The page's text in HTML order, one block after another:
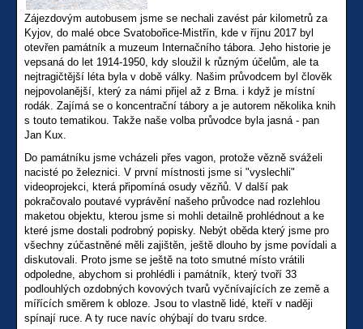
Zájezdovým autobusem jsme se nechali zavést pár kilometrů za
Kyjov, do malé obce Svatobořice-Mistřín, kde v říjnu 2017 byl
otevřen památník a muzeum Internačního tábora. Jeho historie je
vepsaná do let 1914-1950, kdy sloužil k různým účelům, ale ta
nejtragičtější léta byla v době války. Našim průvodcem byl člověk
nejpovolanější, který za námi přijel až z Brna. i když je místní
rodák. Zajímá se o koncentrační tábory a je autorem několika knih
s touto tematikou. Takže naše volba průvodce byla jasná - pan
Jan Kux.
Do památníku jsme vcházeli přes vagon, protože vězně sváželi
nacisté po železnici. V první místnosti jsme si "vyslechli"
videoprojekci, která připomíná osudy vězňů. V další pak
pokračovalo poutavé vyprávění našeho průvodce nad rozlehlou
maketou objektu, kterou jsme si mohli detailně prohlédnout a ke
které jsme dostali podrobný popisky. Nebýt oběda který jsme pro
všechny zúčastněné měli zajištěn, ještě dlouho by jsme povídali a
diskutovali. Proto jsme se ještě na toto smutné místo vrátili
odpoledne, abychom si prohlédli i památník, který tvoří 33
podlouhlých ozdobných kovových tvarů vyčnívajících ze země a
mířících směrem k obloze. Jsou to vlastně lidé, kteří v naději
spínají ruce. A ty ruce navíc ohýbají do tvaru srdce.